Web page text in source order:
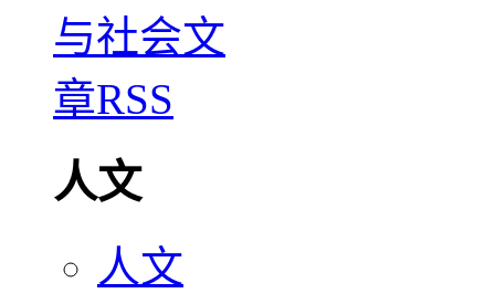
人文
人文